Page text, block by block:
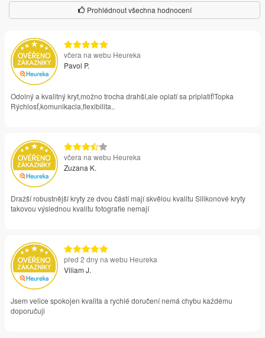
Prohlédnout všechna hodnocení
včera na webu Heureka
Pavol P.
Odolný a kvalitný kryt,možno trocha drahší,ale oplatí sa priplatiť!Topka
Rýchlosť,komunikacia,flexibilita..
včera na webu Heureka
Zuzana K.
Dražší robustnější kryty ze dvou částí mají skvělou kvalitu Silikonové kryty
takovou výslednou kvalitu fotografie nemají
před 2 dny na webu Heureka
Viliam J.
Jsem velice spokojen kvalita a rychlé doručení nemá chybu každému
doporučuji